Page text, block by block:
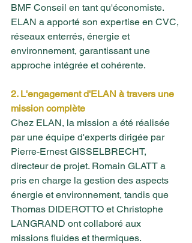
BMF Conseil en tant qu'économiste.
ELAN a apporté son expertise en CVC,
réseaux enterrés, énergie et
environnement, garantissant une
approche intégrée et cohérente.
2. L'engagement d'ELAN à travers une
mission complète
Chez ELAN, la mission a été réalisée
par une équipe d'experts dirigée par
Pierre-Ernest GISSELBRECHT,
directeur de projet. Romain GLATT a
pris en charge la gestion des aspects
énergie et environnement, tandis que
Thomas DIDEROTTO et Christophe
LANGRAND ont collaboré aux
missions fluides et thermiques.